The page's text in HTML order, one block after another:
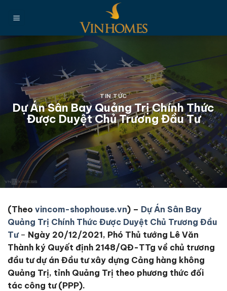
đến
TIN TỨC
Dự Án Sân Bay Quảng Trị Chính Thức
Được Duyệt Chủ Trương Đầu Tư
(Theo vincom-shophouse.vn) – Dự Án Sân Bay
Quảng Trị Chính Thức Được Duyệt Chủ Trương Đầu
Tư– Ngày 20/12/2021, Phó Thủ tướng Lê Văn
Thành ký Quyết định 2148/QĐ-TTg về chủ trương
đầu tư dự án Đầu tư xây dựng Cảng hàng không
Quảng Trị, tỉnh Quảng Trị theo phương thức đối
tác công tư (PPP).